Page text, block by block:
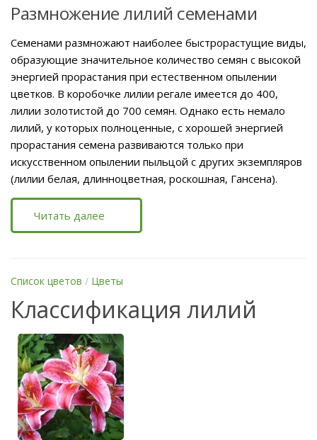
Размножение лилий семенами
Семенами размножают наиболее быстрорастущие виды,
образующие значительное количество семян с высокой
энергией прорастания при естественном опылении
цветков. В коробочке лилии регале имеется до 400,
лилии золотистой до 700 семян. Однако есть немало
лилий, у которых полноценные, с хорошей энергией
прорастания семена развиваются только при
искусственном опылении пыльцой с других экземпляров
(лилии белая, длинноцветная, роскошная, Гансена).
Читать далее
Список цветов / Цветы
Классификация лилий